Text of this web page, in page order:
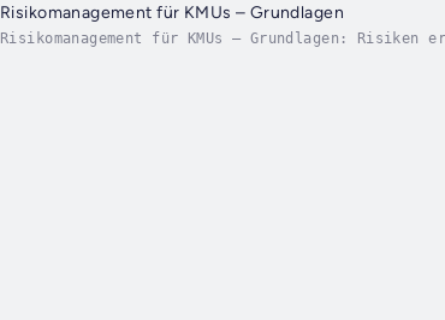
Risikomanagement für KMUs – Grundlagen
Risikomanagement für KMUs – Grundlagen: